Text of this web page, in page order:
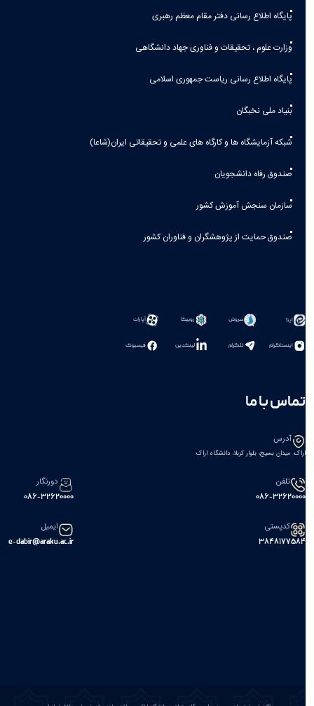
پایگاه اطلاع رسانی دفتر مقام معظم رهبری
وزارت علوم ، تحقیقات و فناوری جهاد دانشگاهی
پایگاه اطلاع رسانی ریاست جمهوری اسلامی
بنیاد ملی نخبگان
شبکه آزمایشگاه ها و کارگاه های علمی و تحقیقاتی ایران(شاعا)
صندوق رفاه دانشجویان
سازمان سنجش آموزش کشور
صندوق حمایت از پژوهشگران و فناوران کشور
ایتا سروش روبیکا آپارات
اینستاگرام تلگرام لینکدین فیسبوک
تماس با ما
آدرس
اراک، میدان بسیج، بلوار کربلا، دانشگاه اراک
تلفن
086-32620000
دورنگار
086-32620000
کدپستی
۳۸۴۸۱۷۷۵۸۴
ایمیل
e-dabir@araku.ac.ir